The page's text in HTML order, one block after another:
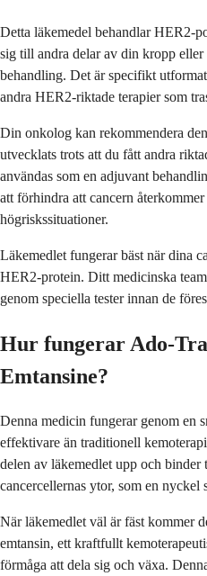
Detta läkemedel behandlar HER2-
sig till andra delar av din kropp
behandling. Det är specifikt
andra HER2-riktade terapier som
Din onkolog kan rekommendera
utvecklats trots att du fått andra
användas som en adjuvant
att förhindra att cancern
högriskssituationer.
Läkemedlet fungerar bäst när dina
HER2-protein. Ditt medicinska
genom speciella tester innan de
Hur fungerar Ado-
Emtansine?
Denna medicin fungerar genom en
effektivare än traditionell
delen av läkemedlet upp och
cancercellernas ytor, som en nyckel
När läkemedlet väl är fäst kommer
emtansin, ett kraftfullt
förmåga att dela sig och växa.